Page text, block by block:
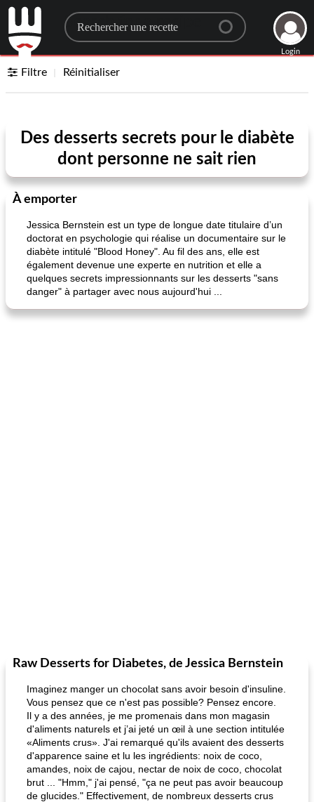
Search for a recipe
Login
Filtre Réinitialiser
Des desserts secrets pour le diabète
dont personne ne sait rien
À emporter
Jessica Bernstein est un type de longue date titulaire d’un
doctorat en psychologie qui réalise un documentaire sur le
diabète intitulé "Blood Honey". Au fil des ans, elle est
également devenue une experte en nutrition et elle a
quelques secrets impressionnants sur les desserts "sans
danger" à partager avec nous aujourd'hui ...
Raw Desserts for Diabetes, de Jessica Bernstein
Imaginez manger un chocolat sans avoir besoin d'insuline.
Vous pensez que ce n'est pas possible? Pensez encore.
Il y a des années, je me promenais dans mon magasin
d'aliments naturels et j’ai jeté un œil à une section intitulée
«Aliments crus». J'ai remarqué qu'ils avaient des desserts
d'apparence saine et lu les ingrédients: noix de coco,
amandes, noix de cajou, nectar de noix de coco, chocolat
brut ... "Hmm," j'ai pensé, "ça ne peut pas avoir beaucoup
de glucides." Effectivement, de nombreux desserts crus